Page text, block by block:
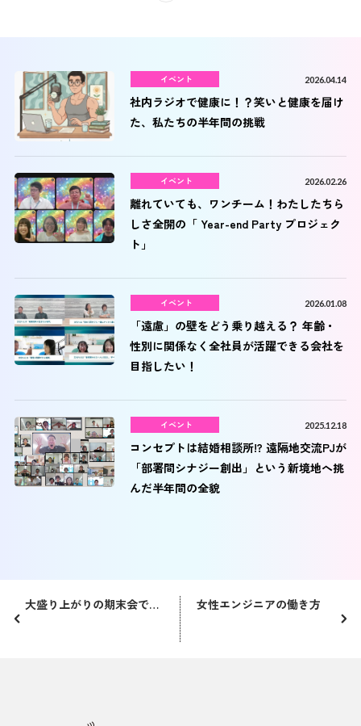
イベント 2026.04.14
社内ラジオで健康に！？笑いと健康を届け
た、私たちの半年間の挑戦
イベント 2026.02.26
離れていても、ワンチーム！わたしたちら
しさ全開の「 Year-end Party プロジェク
ト」
イベント 2026.01.08
「遠慮」の壁をどう乗り越える？ 年齢・
性別に関係なく全社員が活躍できる会社を
目指したい！
イベント 2025.12.18
コンセプトは結婚相談所!? 遠隔地交流PJが
「部署間シナジー創出」という新境地へ挑
んだ半年間の全貌
大盛り上がりの期末会ではパン食ってる場合じゃない 女性エンジニアの働き方